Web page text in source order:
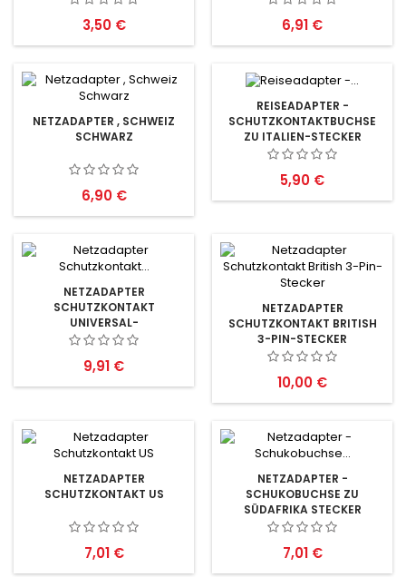
Preis
3,50 € Preis
6,91 €
NETZADAPTER , SCHWEIZ
SCHWARZ
Preis
6,90 €
REISEADAPTER -
SCHUTZKONTAKTBUCHSE
ZU ITALIEN-STECKER
Preis
5,90 €
NETZADAPTER
SCHUTZKONTAKT
UNIVERSAL-
Preis
9,91 €
NETZADAPTER
SCHUTZKONTAKT BRITISH
3-PIN-STECKER
Preis
10,00 €
NETZADAPTER
SCHUTZKONTAKT US
Preis
7,01 €
NETZADAPTER -
SCHUKOBUCHSE ZU
SÜDAFRIKA STECKER
Preis
7,01 €